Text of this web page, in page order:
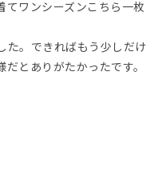
てワンシーズンこちら一枚
た。できればもう少しだけ
とありがたかったです。